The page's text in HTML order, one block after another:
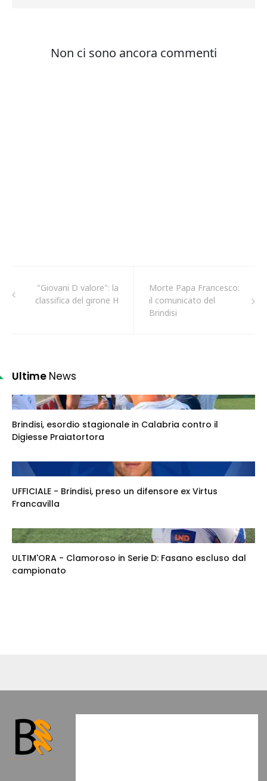
"Giovani D valore": la
classifica del girone H
Morte Papa Francesco:
il comunicato del
Brindisi
Ultime News
Brindisi, esordio stagionale in Calabria contro il
Digiesse Praiatortora
UFFICIALE - Brindisi, preso un difensore ex Virtus
Francavilla
ULTIM'ORA - Clamoroso in Serie D: Fasano escluso dal
campionato